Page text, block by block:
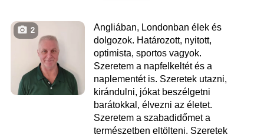
2
Angliában, Londonban élek és
dolgozok. Határozott, nyitott,
optimista, sportos vagyok.
Szeretem a napfelkeltét és a
naplementét is. Szeretek utazni,
kirándulni, jókat beszélgetni
barátokkal, élvezni az életet.
Szeretem a szabadidőmet a
természetben eltölteni. Szeretek